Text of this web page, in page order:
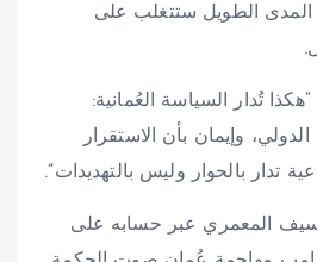
المدى الطويل ستتغلب على
تُدار السياسة العُمانية:
وإيمان بأن الاستقرار
تدار بالحوار وليس بالتهديدات”.
سيف المعمري عبر حسابه على